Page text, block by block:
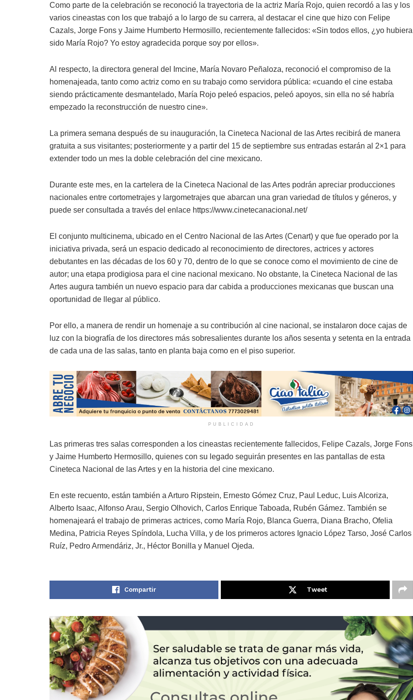
Como parte de la celebración se reconoció la trayectoria de la actriz María Rojo, quien recordó a las y los
varios cineastas con los que trabajó a lo largo de su carrera, al destacar el cine que hizo con Felipe
Cazals, Jorge Fons y Jaime Humberto Hermosillo, recientemente fallecidos: «Sin todos ellos, ¿yo hubiera
sido María Rojo? Yo estoy agradecida porque soy por ellos».
Al respecto, la directora general del Imcine, María Novaro Peñaloza, reconoció el compromiso de la
homenajeada, tanto como actriz como en su trabajo como servidora pública: «cuando el cine estaba
siendo prácticamente desmantelado, María Rojo peleó espacios, peleó apoyos, sin ella no sé habría
empezado la reconstrucción de nuestro cine».
La primera semana después de su inauguración, la Cineteca Nacional de las Artes recibirá de manera
gratuita a sus visitantes; posteriormente y a partir del 15 de septiembre sus entradas estarán al 2×1 para
extender todo un mes la doble celebración del cine mexicano.
Durante este mes, en la cartelera de la Cineteca Nacional de las Artes podrán apreciar producciones
nacionales entre cortometrajes y largometrajes que abarcan una gran variedad de títulos y géneros, y
puede ser consultada a través del enlace https://www.cinetecanacional.net/
El conjunto multicinema, ubicado en el Centro Nacional de las Artes (Cenart) y que fue operado por la
iniciativa privada, será un espacio dedicado al reconocimiento de directores, actrices y actores
debutantes en las décadas de los 60 y 70, dentro de lo que se conoce como el movimiento de cine de
autor; una etapa prodigiosa para el cine nacional mexicano. No obstante, la Cineteca Nacional de las
Artes augura también un nuevo espacio para dar cabida a producciones mexicanas que buscan una
oportunidad de llegar al público.
Por ello, a manera de rendir un homenaje a su contribución al cine nacional, se instalaron doce cajas de
luz con la biografía de los directores más sobresalientes durante los años sesenta y setenta en la entrada
de cada una de las salas, tanto en planta baja como en el piso superior.
PUBLICIDAD
Las primeras tres salas corresponden a los cineastas recientemente fallecidos, Felipe Cazals, Jorge Fons
y Jaime Humberto Hermosillo, quienes con su legado seguirán presentes en las pantallas de esta
Cineteca Nacional de las Artes y en la historia del cine mexicano.
En este recuento, están también a Arturo Ripstein, Ernesto Gómez Cruz, Paul Leduc, Luis Alcoriza,
Alberto Isaac, Alfonso Arau, Sergio Olhovich, Carlos Enrique Taboada, Rubén Gámez. También se
homenajeará el trabajo de primeras actrices, como María Rojo, Blanca Guerra, Diana Bracho, Ofelia
Medina, Patricia Reyes Spíndola, Lucha Villa, y de los primeros actores Ignacio López Tarso, José Carlos
Ruíz, Pedro Armendáriz, Jr., Héctor Bonilla y Manuel Ojeda.
Compartir Tweet